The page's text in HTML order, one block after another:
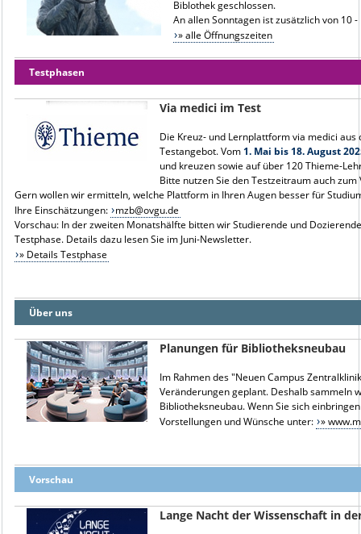
Biblothek geschlossen.
An allen Sonntagen ist zusätzlich von 10
» alle Öffnungszeiten
Testphasen
Via medici im Test
Die Kreuz- und Lernplattform via medici
Testangebot. Vom 1. Mai bis 18. August
und kreuzen sowie auf über 120 Thieme-
Bitte nutzen Sie den Testzeitraum auch
Gern wollen wir ermitteln, welche Plattform in Ihren Augen besser für
Ihre Einschätzungen: mzb@ovgu.de
Vorschau: In der zweiten Monatshälfte bitten wir Studierende und
Testphase. Details dazu lesen Sie im Juni-Newsletter.
» Details Testphase
Über uns
Planungen für Bibliotheksneubau
Im Rahmen des "Neuen Campus
Veränderungen geplant. Deshalb sammeln
Bibliotheksneubau. Wenn Sie sich
Vorstellungen und Wünsche unter: »
Vorschau
Lange Nacht der Wissenschaft in